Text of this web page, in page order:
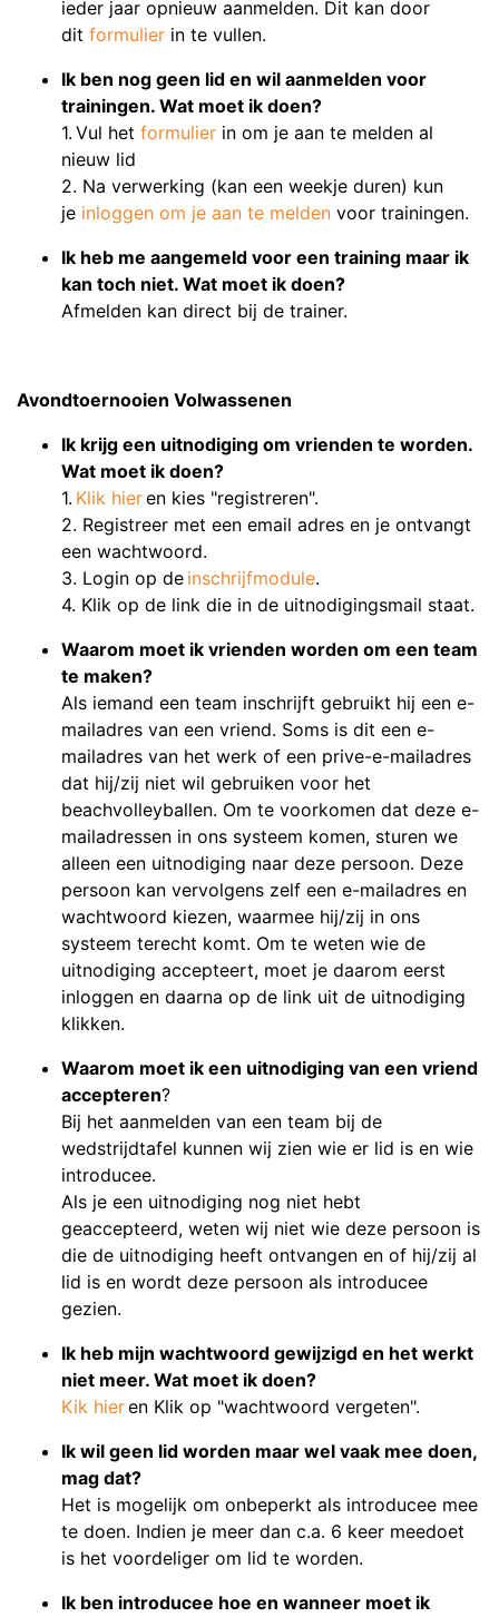
ieder jaar opnieuw aanmelden. Dit kan door
dit formulier in te vullen.
Ik ben nog geen lid en wil aanmelden voor
trainingen. Wat moet ik doen?
1. Vul het formulier in om je aan te melden al
nieuw lid
2. Na verwerking (kan een weekje duren) kun
je inloggen om je aan te melden voor trainingen.
Ik heb me aangemeld voor een training maar ik
kan toch niet. Wat moet ik doen?
Afmelden kan direct bij de trainer.
Avondtoernooien Volwassenen
Ik krijg een uitnodiging om vrienden te worden.
Wat moet ik doen?
1. Klik hieren kies "registreren".
2. Registreer met een email adres en je ontvangt
een wachtwoord.
3. Login op de inschrijfmodule.
4. Klik op de link die in de uitnodigingsmail staat.
Waarom moet ik vrienden worden om een team
te maken?
Als iemand een team inschrijft gebruikt hij een e-
mailadres van een vriend. Soms is dit een e-
mailadres van het werk of een prive-e-mailadres
dat hij/zij niet wil gebruiken voor het
beachvolleyballen. Om te voorkomen dat deze e-
mailadressen in ons systeem komen, sturen we
alleen een uitnodiging naar deze persoon. Deze
persoon kan vervolgens zelf een e-mailadres en
wachtwoord kiezen, waarmee hij/zij in ons
systeem terecht komt. Om te weten wie de
uitnodiging accepteert, moet je daarom eerst
inloggen en daarna op de link uit de uitnodiging
klikken.
Waarom moet ik een uitnodiging van een vriend
accepteren?
Bij het aanmelden van een team bij de
wedstrijdtafel kunnen wij zien wie er lid is en wie
introducee.
Als je een uitnodiging nog niet hebt
geaccepteerd, weten wij niet wie deze persoon is
die de uitnodiging heeft ontvangen en of hij/zij al
lid is en wordt deze persoon als introducee
gezien.
Ik heb mijn wachtwoord gewijzigd en het werkt
niet meer. Wat moet ik doen?
Kik hieren Klik op "wachtwoord vergeten".
Ik wil geen lid worden maar wel vaak mee doen,
mag dat?
Het is mogelijk om onbeperkt als introducee mee
te doen. Indien je meer dan c.a. 6 keer meedoet
is het voordeliger om lid te worden.
Ik ben introducee hoe en wanneer moet ik